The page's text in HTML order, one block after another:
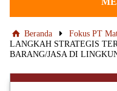
Beranda Fokus PT
LANGKAH STRATEGIS
BARANG/JASA DI